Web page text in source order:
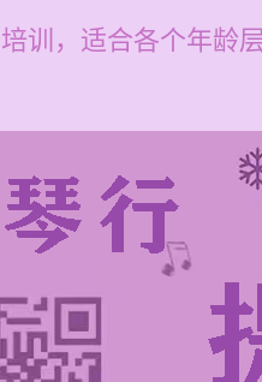
训，适合各个年龄